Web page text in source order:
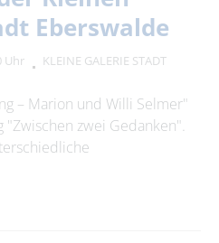
Eberswalde
Uhr
KLEINE GALERIE STADT
– Marion und Willi Selmer"
zwei Gedanken".